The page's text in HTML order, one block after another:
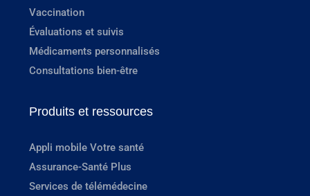
Vaccination
Évaluations et suivis
Médicaments personnalisés
Consultations bien-être
Produits et ressources
Appli mobile Votre santé
Assurance-Santé Plus
Services de télémédecine